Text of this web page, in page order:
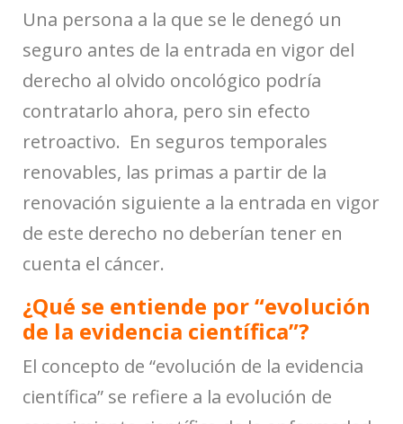
Una persona a la que se le denegó un
seguro antes de la entrada en vigor del
derecho al olvido oncológico podría
contratarlo ahora, pero sin efecto
retroactivo. En seguros temporales
renovables, las primas a partir de la
renovación siguiente a la entrada en vigor
de este derecho no deberían tener en
cuenta el cáncer.
¿Qué se entiende por “evolución
de la evidencia científica”?
El concepto de “evolución de la evidencia
científica” se refiere a la evolución de